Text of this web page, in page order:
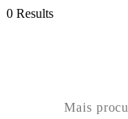
0 Results
Mais